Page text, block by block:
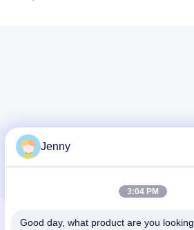
Jenny
3:04 PM
Good day, what product are you looking